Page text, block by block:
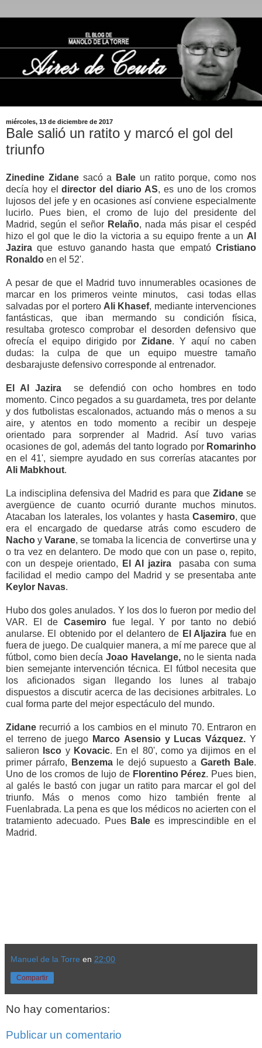
miércoles, 13 de diciembre de 2017
Bale salió un ratito y marcó el gol del
triunfo
Zinedine Zidanesacó a Bale un ratito porque, como nos
decía hoy eldirector del diario AS, es uno de los cromos
lujosos del jefe y en ocasiones así conviene especialmente
lucirlo. Pues bien, el cromo de lujo del presidente del
Madrid, según el señor Relaño, nada más pisar el cespéd
hizo el gol que le dio la victoria a su equipo frente a un Al
Jazira que estuvo ganando hasta que empató Cristiano
Ronaldo en el 52'.
A pesar de que el Madrid tuvo innumerables ocasiones de
marcar en los primeros veinte minutos, casi todas ellas
salvadas por el portero Ali Khasef, mediante intervenciones
fantásticas, que iban mermando su condición física,
resultaba grotesco comprobar el desorden defensivo que
ofrecía el equipo dirigido por Zidane. Y aquí no caben
dudas: la culpa de que un equipo muestre tamaño
desbarajuste defensivo corresponde al entrenador.
El Al Jazira se defendió con ocho hombres en todo
momento. Cinco pegados a su guardameta, tres por delante
y dos futbolistas escalonados, actuando más o menos a su
aire, y atentos en todo momento a recibir un despeje
orientado para sorprender al Madrid. Así tuvo varias
ocasiones de gol, además del tanto logrado por Romarinho
en el 41', siempre ayudado en sus correrías atacantes por
Ali Mabkhout.
La indisciplina defensiva del Madrid es para queZidanese
avergüence de cuanto ocurrió durante muchos minutos.
Atacaban los laterales, los volantes y hasta Casemiro, que
era el encargado de quedarse atrás como escudero de
Nacho y Varane, se tomaba la licencia de convertirse una y
o tra vez en delantero. De modo que con un pase o, repito,
con un despeje orientado,
El Al jazirapasaba con suma
facilidad el medio campo del Madrid y se presentaba ante
Keylor Navas.
Hubo dos goles anulados. Y los dos lo fueron por medio del
VAR. El deCasemiro fue legal. Y por tanto no debió
anularse. El obtenido por el delantero de El Aljazira fue en
fuera de juego. De cualquier manera, a mí me parece que al
fútbol, como bien decíaJoao Havelange,no le sienta nada
bien semejante intervención técnica. El fútbol necesita que
los aficionados sigan llegando los lunes al trabajo
dispuestos a discutir acerca de las decisiones arbitrales. Lo
cual forma parte del mejor espectáculo del mundo.
Zidane recurrió a los cambios en el minuto 70. Entraron en
el terreno de juego Marco Asensio y Lucas Vázquez. Y
salieron
Isco y Kovacic. En el 80', como ya dijimos en el
primer párrafo,
Benzemale dejó supuesto a Gareth Bale.
Uno de los cromos de lujo de Florentino Pérez. Pues bien,
al galés le bastó con jugar un ratito para marcar el gol del
triunfo. Más o menos como hizo también frente al
Fuenlabrada. La pena es que los médicos no acierten con el
tratamiento adecuado. Pues Balees imprescindible en el
Madrid.
Manuel de la Torre en 22:00
Compartir
No hay comentarios:
Publicar un comentario